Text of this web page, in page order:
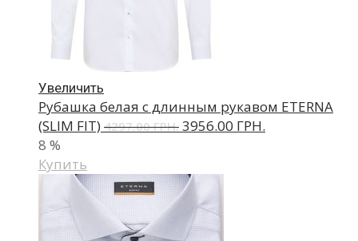
Увеличить
Рубашка белая с длинным рукавом ETERNA
(SLIM FIT) 4297.00 ГРН. 3956.00 ГРН.
8 %
Купить